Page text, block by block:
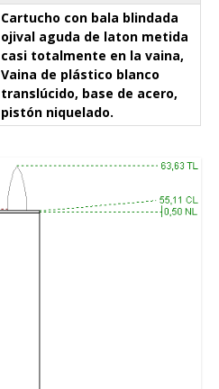
Cartucho con bala blindada
ojival aguda de laton metida
casi totalmente en la vaina,
Vaina de plástico blanco
translúcido, base de acero,
pistón niquelado.